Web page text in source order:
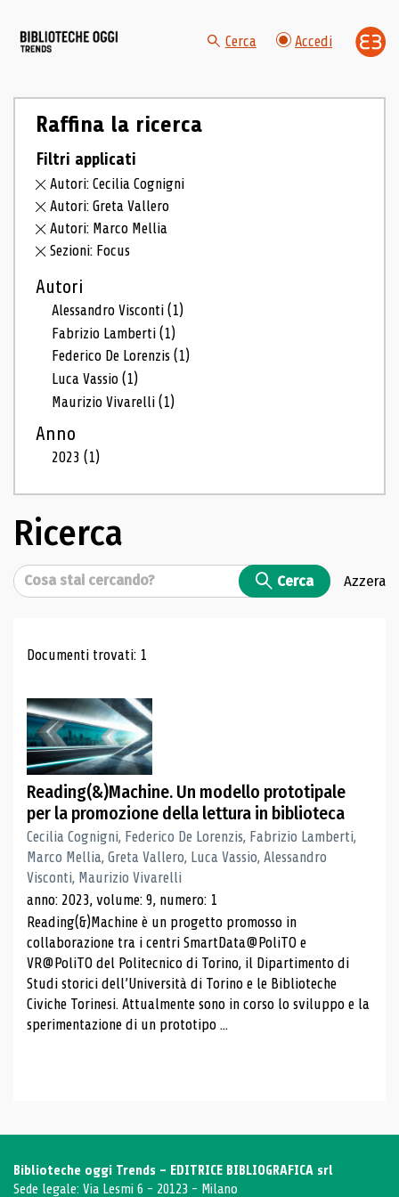
Cerca Accedi
Raffina la ricerca
Filtri applicati
Autori: Cecilia Cognigni
Autori: Greta Vallero
Autori: Marco Mellia
Sezioni: Focus
Autori
Alessandro Visconti(1)
Fabrizio Lamberti(1)
Federico De Lorenzis(1)
Luca Vassio(1)
Maurizio Vivarelli(1)
Anno
2023(1)
Ricerca
Cerca Cerca Azzera
Risultati di ricerca
Documenti trovati: 1
Reading(&)Machine. Un modello prototipale
per la promozione della lettura in biblioteca
Cecilia Cognigni, Federico De Lorenzis, Fabrizio Lamberti,
Marco Mellia, Greta Vallero, Luca Vassio, Alessandro
Visconti, Maurizio Vivarelli
anno: 2023, volume: 9, numero: 1
Reading(&)Machine è un progetto promosso in
collaborazione tra i centri SmartData@PoliTO e
VR@PoliTO del Politecnico di Torino, il Dipartimento di
Studi storici dell’Università di Torino e le Biblioteche
Civiche Torinesi. Attualmente sono in corso lo sviluppo e la
sperimentazione di un prototipo ...
Biblioteche oggi Trends - EDITRICE BIBLIOGRAFICA srl
Sede legale: Via Lesmi 6 - 20123 - Milano